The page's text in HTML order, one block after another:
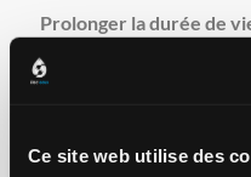
Ce site web utilise des
Prolonger la durée de
En effet, qu’il s’agisse
plus longtemps. Les